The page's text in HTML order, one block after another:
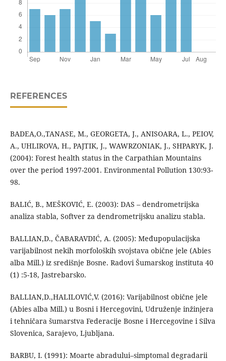
REFERENCES
BADEA,O.,TANASE, M., GEORGETA, J., ANISOARA, L., PEIOV,
A., UHLIROVA, H., PAJTIK, J., WAWRZONIAK, J., SHPARYK, J.
(2004): Forest health status in the Carpathian Mountains
over the period 1997-2001. Environmental Pollution 130:93-
98.
BALIĆ, B., MEŠKOVIĆ, E. (2003): DAS – dendrometrijska
analiza stabla, Softver za dendrometrijsku analizu stabla.
BALLIAN,D., ČABARAVDIĆ, A. (2005): Međupopulacijska
varijabilnost nekih morfoloških svojstava obične jele (Abies
alba Mill.) iz središnje Bosne. Radovi Šumarskog instituta 40
(1) :5-18, Jastrebarsko.
BALLIAN,D.,HALILOVIĆ,V. (2016): Varijabilnost obične jele
(Abies alba Mill.) u Bosni i Hercegovini, Udruženje inžinjera
i tehničara šumarstva Federacije Bosne i Hercegovine i Silva
Slovenica, Sarajevo, Ljubljana.
BARBU, I. (1991): Moarte abradului–simptomal degradarii